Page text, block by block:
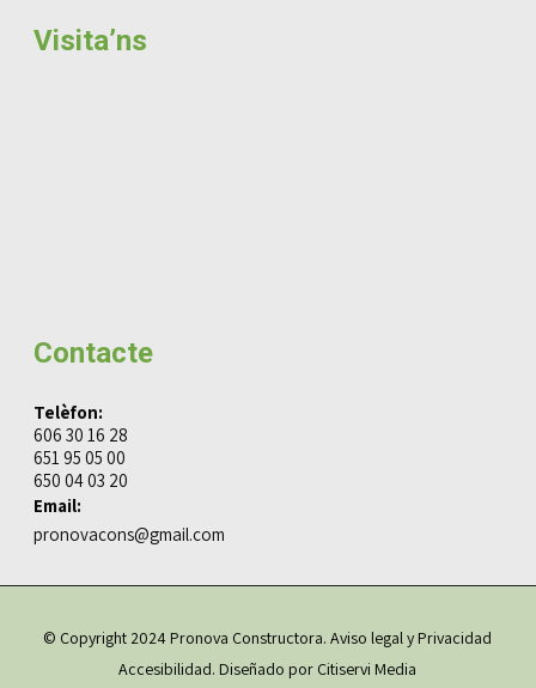
Visita’ns
Contacte
Telèfon:
606 30 16 28
651 95 05 00
650 04 03 20
Email:
pronovacons@gmail.com
© Copyright 2024 Pronova Constructora.Aviso legal y Privacidad
Accesibilidad. Diseñado por Citiservi Media